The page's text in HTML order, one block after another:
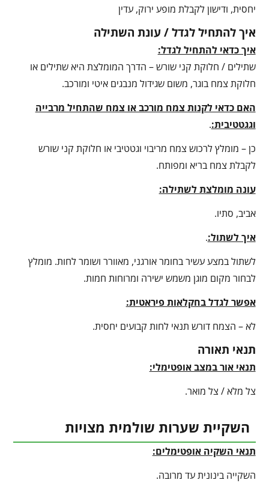
יחסית, ודישון לקבלת מופע ירוק, עדין
איך להתחיל לגדל / עונת השתילה
איך כדאי להתחיל לגדל:
שתילים / חלוקת קני שורש – הדרך המומלצת היא שתילים או
חלוקת צמח בוגר, משום שגידול מנבגים איטי ומורכב.
האם כדאי לקנות צמח מורכב או צמח שהתחיל מרבייה
וגגטטיבית:.
כן – מומלץ לרכוש צמח מריבוי וגטטיבי או חלוקת קני שורש
לקבלת צמח בריא ומפותח.
עונה מומלצת לשתילה:
אביב, סתיו.
איך לשתול:.
לשתול במצע עשיר בחומר אורגני, מאוורר ושומר לחות. מומלץ
לבחור מקום מוגן משמש ישירה ומרוחות חמות.
אפשר לגדל בחקלאות פיראטית:
לא – הצמח דורש תנאי לחות קבועים יחסית.
תנאי תאורה
תנאי אור במצב אופטימלי:
צל מלא / צל מואר.
השקיית שערות שולמית מצויות
תנאי השקיה אופטימלים:
השקייה בינונית עד מרובה.